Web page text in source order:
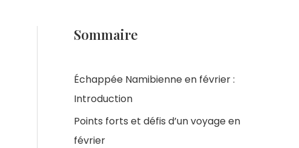
Sommaire
Échappée Namibienne en février :
Introduction
Points forts et défis d’un voyage en
février